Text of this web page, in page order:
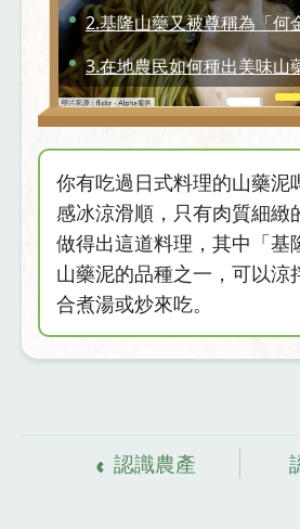
2.基隆山藥又被尊稱為「何
3.在地農民如何種出美味山
4.來趟新北山藥小旅行
你有吃過日式料理的山藥泥
感冰涼滑順，只有肉質細緻
做得出這道料理，其中「基
山藥泥的品種之一，可以涼
合煮湯或炒來吃。
認識農產